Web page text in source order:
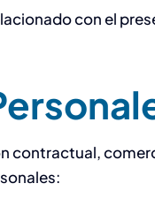
con el
contractual,